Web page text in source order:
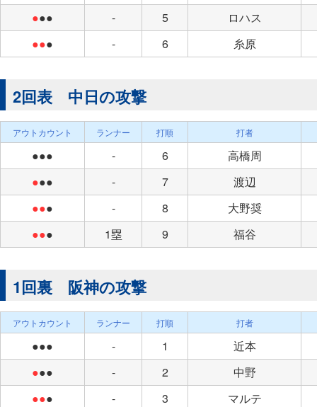
●●● - 5
ロハス
●●● - 6 糸原
2回表 中日の攻撃
アウトカウント ランナー 打順 打者
●●● - 6
高橋周
●●● - 7
渡辺
●●● - 8
大野奨
●●● 1塁 9 福谷
1回裏 阪神の攻撃
アウトカウント ランナー 打順 打者
●●● - 1
近本
●●● - 2
中野
●●● - 3 マルテ